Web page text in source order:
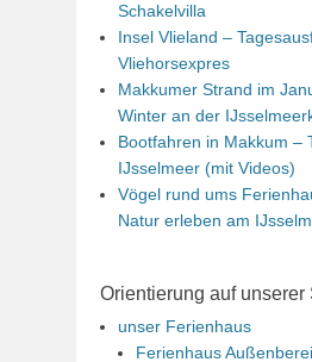
Schakelvilla
Insel Vlieland –
Vliehorsexpres
Makkumer Strand im
Winter an der
Bootfahren in Makkum –
IJsselmeer (mit Videos)
Vögel rund ums
Natur erleben am
Orientierung auf unserer
unser Ferienhaus
Ferienhaus